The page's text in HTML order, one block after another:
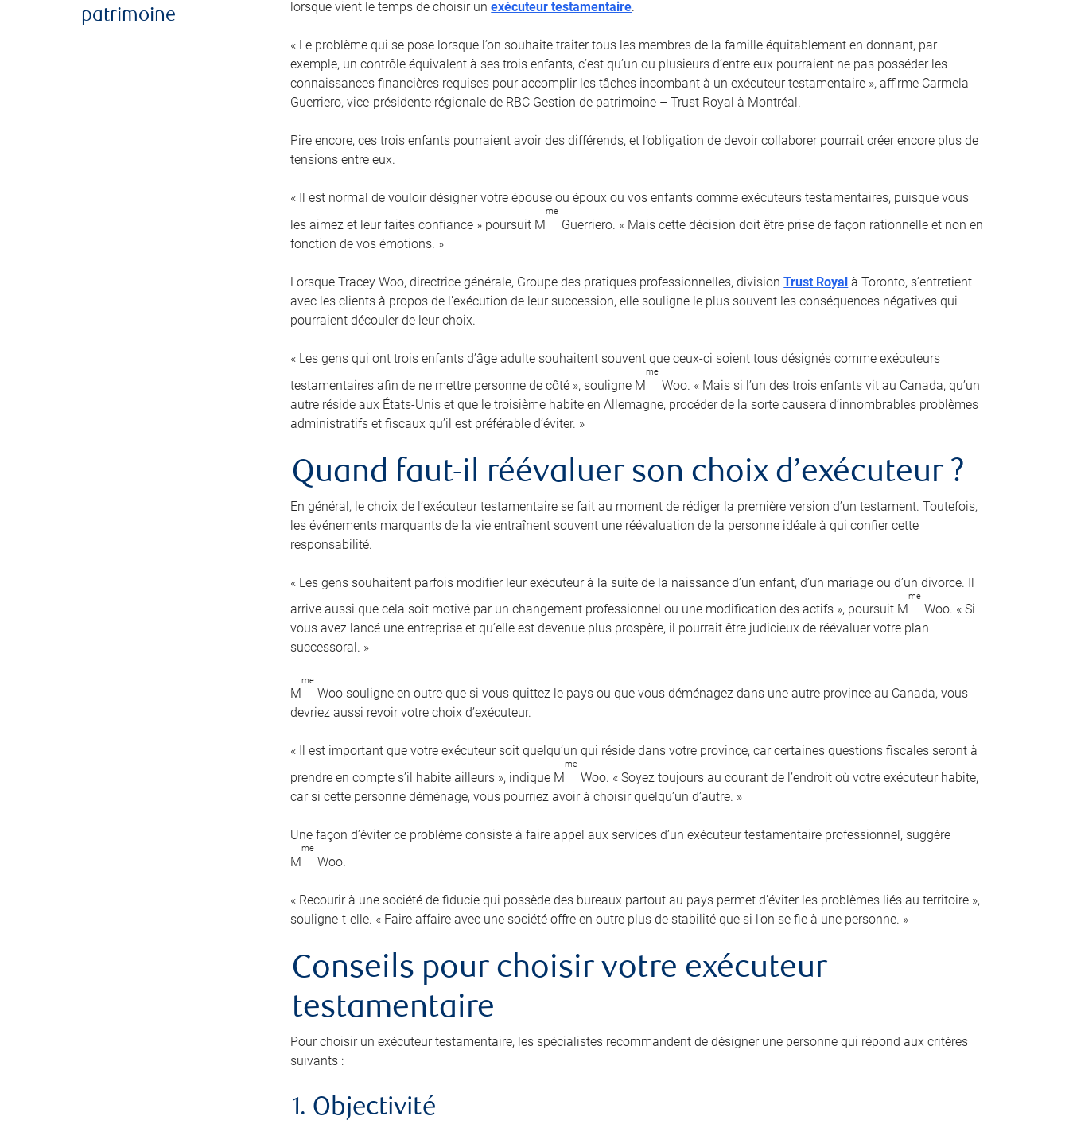
patrimoine
lorsque vient le temps de choisir unexécuteur testamentaire.
« Le problème qui se pose lorsque l’on souhaite traiter tous les membres de la famille équitablement en donnant, par
exemple, un contrôle équivalent à ses trois enfants, c’est qu’un ou plusieurs d’entre eux pourraient ne pas posséder les
connaissances financières requises pour accomplir les tâches incombant à un exécuteur testamentaire », affirme Carmela
Guerriero, vice-présidente régionale de RBC Gestion de patrimoine – Trust Royal à Montréal.
Pire encore, ces trois enfants pourraient avoir des différends, et l’obligation de devoir collaborer pourrait créer encore plus de
tensions entre eux.
« Il est normal de vouloir désigner votre épouse ou époux ou vos enfants comme exécuteurs testamentaires, puisque vous
les aimez et leur faites confiance » poursuit M
me
Guerriero. « Mais cette décision doit être prise de façon rationnelle et non en
fonction de vos émotions. »
Lorsque Tracey Woo, directrice générale, Groupe des pratiques professionnelles, divisionTrust Royal à Toronto, s’entretient
avec les clients à propos de l’exécution de leur succession, elle souligne le plus souvent les conséquences négatives qui
pourraient découler de leur choix.
« Les gens qui ont trois enfants d’âge adulte souhaitent souvent que ceux-ci soient tous désignés comme exécuteurs
testamentaires afin de ne mettre personne de côté », souligne M
me
Woo. « Mais si l’un des trois enfants vit au Canada, qu’un
autre réside aux États-Unis et que le troisième habite en Allemagne, procéder de la sorte causera d’innombrables problèmes
administratifs et fiscaux qu’il est préférable d’éviter. »
Quand faut-il réévaluer son choix d’exécuteur ?
En général, le choix de l’exécuteur testamentaire se fait au moment de rédiger la première version d’un testament. Toutefois,
les événements marquants de la vie entraînent souvent une réévaluation de la personne idéale à qui confier cette
responsabilité.
« Les gens souhaitent parfois modifier leur exécuteur à la suite de la naissance d’un enfant, d’un mariage ou d’un divorce. Il
arrive aussi que cela soit motivé par un changement professionnel ou une modification des actifs », poursuit M
me
Woo. « Si
vous avez lancé une entreprise et qu’elle est devenue plus prospère, il pourrait être judicieux de réévaluer votre plan
successoral. »
M
me
Woo souligne en outre que si vous quittez le pays ou que vous déménagez dans une autre province au Canada, vous
devriez aussi revoir votre choix d’exécuteur.
« Il est important que votre exécuteur soit quelqu’un qui réside dans votre province, car certaines questions fiscales seront à
prendre en compte s’il habite ailleurs », indique M
me
Woo. « Soyez toujours au courant de l’endroit où votre exécuteur habite,
car si cette personne déménage, vous pourriez avoir à choisir quelqu’un d’autre. »
Une façon d’éviter ce problème consiste à faire appel aux services d’un exécuteur testamentaire professionnel, suggère
M
me
Woo.
« Recourir à une société de fiducie qui possède des bureaux partout au pays permet d’éviter les problèmes liés au territoire »,
souligne-t-elle. « Faire affaire avec une société offre en outre plus de stabilité que si l’on se fie à une personne. »
Conseils pour choisir votre exécuteur
testamentaire
Pour choisir un exécuteur testamentaire, les spécialistes recommandent de désigner une personne qui répond aux critères
suivants :
1. Objectivité